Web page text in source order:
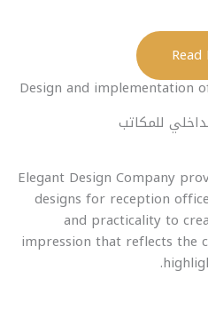
Design and implementation
للمكاتب
Elegant Design Company
designs for reception
and practicality to
impression that reflects the